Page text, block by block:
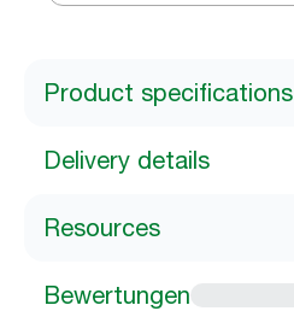
Product specifications
Delivery details
Resources
Bewertungen